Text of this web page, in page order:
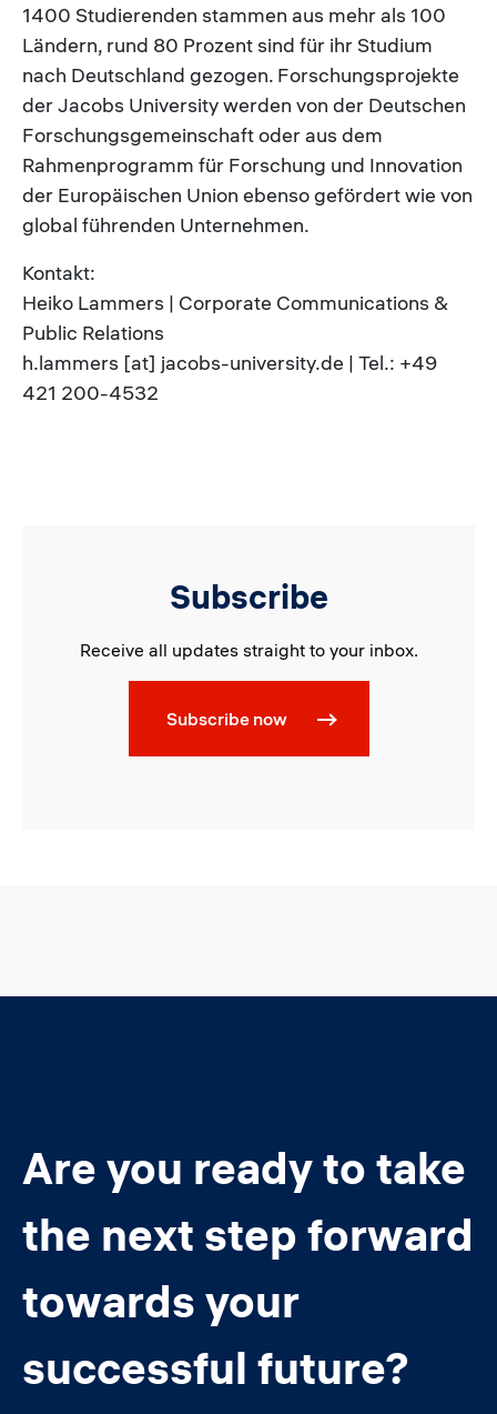
1400 Studierenden stammen aus mehr als 100
Ländern, rund 80 Prozent sind für ihr Studium
nach Deutschland gezogen. Forschungsprojekte
der Jacobs University werden von der Deutschen
Forschungsgemeinschaft oder aus dem
Rahmenprogramm für Forschung und Innovation
der Europäischen Union ebenso gefördert wie von
global führenden Unternehmen.
Kontakt:
Heiko Lammers | Corporate Communications &
Public Relations
h.lammers [at] jacobs-university.de | Tel.: +49
421 200-4532
Subscribe
Receive all updates straight to your inbox.
Subscribe now
Are you ready to take
the next step forward
towards your
successful future?